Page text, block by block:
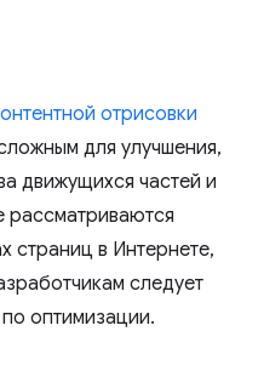
отрисовки
для улучшения,
движущихся частей и
рассматриваются
страниц в Интернете,
следует
оптимизации.